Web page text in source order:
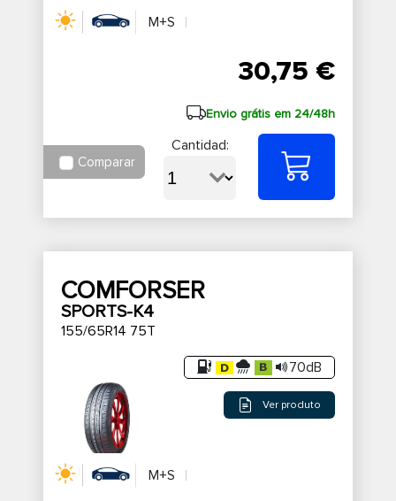
M+S
30,75 €
Envio grátis em 24/48h
Comparar
Cantidad:
COMFORSER
SPORTS-K4
155/65R14 75T
70dB
Ver produto
M+S